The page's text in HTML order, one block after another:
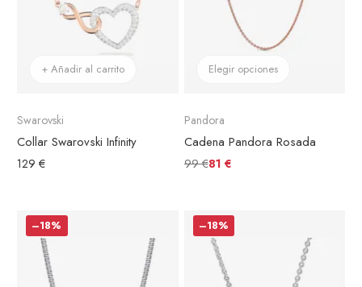
+ Añadir al carrito
Swarovski
Collar Swarovski Infinity
129 €
Elegir opciones
Pandora
Cadena Pandora Rosada
99 €81 €
–18% –18%